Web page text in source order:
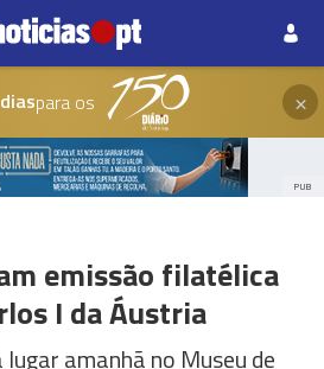
para os ×
PUB
emissão filatélica
I da Áustria
amanhã no Museu de